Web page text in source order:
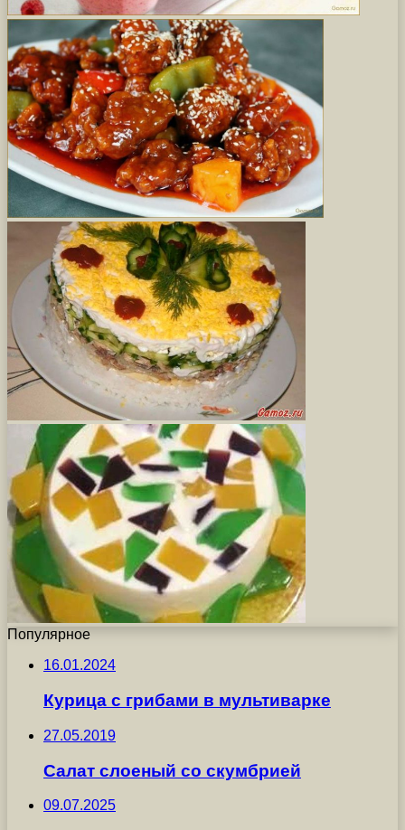
Популярное
16.01.2024
Курица с грибами в мультиварке
27.05.2019
Салат слоеный со скумбрией
09.07.2025